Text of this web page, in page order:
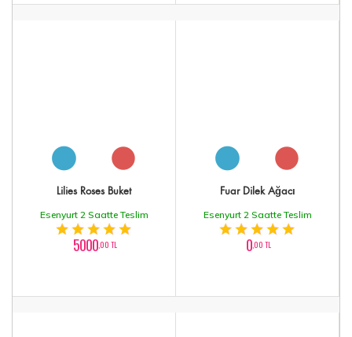
Lilies Roses Buket
Esenyurt 2 Saatte Teslim
5000,00 TL
Fuar Dilek Ağacı
Esenyurt 2 Saatte Teslim
0,00 TL